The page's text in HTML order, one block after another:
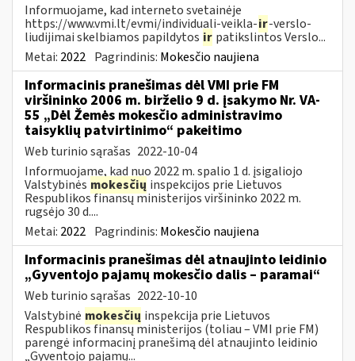
Informuojame, kad interneto svetainėje
https://www.vmi.lt/evmi/individuali-veikla-ir-verslo-
liudijimai skelbiamos papildytos ir patikslintos Verslo...
Metai: 2022 Pagrindinis: Mokesčio naujiena
Informacinis pranešimas dėl VMI prie FM
viršininko 2006 m. birželio 9 d. įsakymo Nr. VA-
55 „Dėl Žemės mokesčio administravimo
taisyklių patvirtinimo“ pakeitimo
Web turinio sąrašas 2022-10-04
Informuojame, kad nuo 2022 m. spalio 1 d. įsigaliojo
Valstybinės mokesčių inspekcijos prie Lietuvos
Respublikos finansų ministerijos viršininko 2022 m.
rugsėjo 30 d....
Metai: 2022 Pagrindinis: Mokesčio naujiena
Informacinis pranešimas dėl atnaujinto leidinio
„Gyventojo pajamų mokesčio dalis – paramai“
Web turinio sąrašas 2022-10-10
Valstybinė mokesčių inspekcija prie Lietuvos
Respublikos finansų ministerijos (toliau – VMI prie FM)
parengė informacinį pranešimą dėl atnaujinto leidinio
„Gyventojo pajamų...